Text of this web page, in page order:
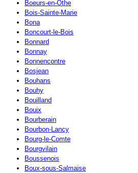
Boeurs-en-Othe
Bois-Sainte-Marie
Bona
Boncourt-le-Bois
Bonnard
Bonnay
Bonnencontre
Bosjean
Bouhans
Bouhy
Bouilland
Bouix
Bourberain
Bourbon-Lancy
Bourg-le-Comte
Bourgvilain
Boussenois
Boux-sous-Salmaise